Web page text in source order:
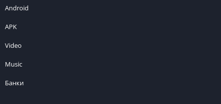
Android
APK
Video
Music
Банки